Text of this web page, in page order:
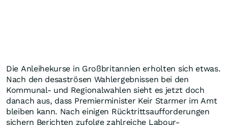
Die Anleihekurse in Großbritannien erholten sich etwas.
Nach den desaströsen Wahlergebnissen bei den
Kommunal- und Regionalwahlen sieht es jetzt doch
danach aus, dass Premierminister Keir Starmer im Amt
bleiben kann. Nach einigen Rücktrittsaufforderungen
sichern Berichten zufolge zahlreiche Labour-